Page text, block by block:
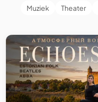
Muziek Theater